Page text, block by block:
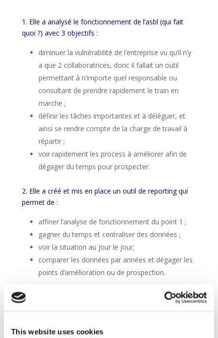
This website uses cookies
1. Elle a analysé le fonctionnement de l’asbl (qui fait
quoi ?) avec 3 objectifs :
diminuer la vulnérabilité de l’entreprise vu qu’il n’y
a que 2 collaboratrices, donc il fallait un outil
permettant à n’importe quel responsable ou
consultant de prendre rapidement le train en
marche ;
définir les tâches importantes et à déléguer, et
ainsi se rendre compte de la charge de travail à
répartir ;
voir rapidement les process à améliorer afin de
dégager du temps pour prospecter.
2. Elle a créé et mis en place un outil de reporting qui
permet de :
affiner l’analyse de fonctionnement du point 1 ;
gagner du temps et centraliser des données ;
voir la situation au jour le jour;
comparer les données par années et dégager les
points d’amélioration ou de prospection.
Cette collaboration s’est faite dans une ambiance